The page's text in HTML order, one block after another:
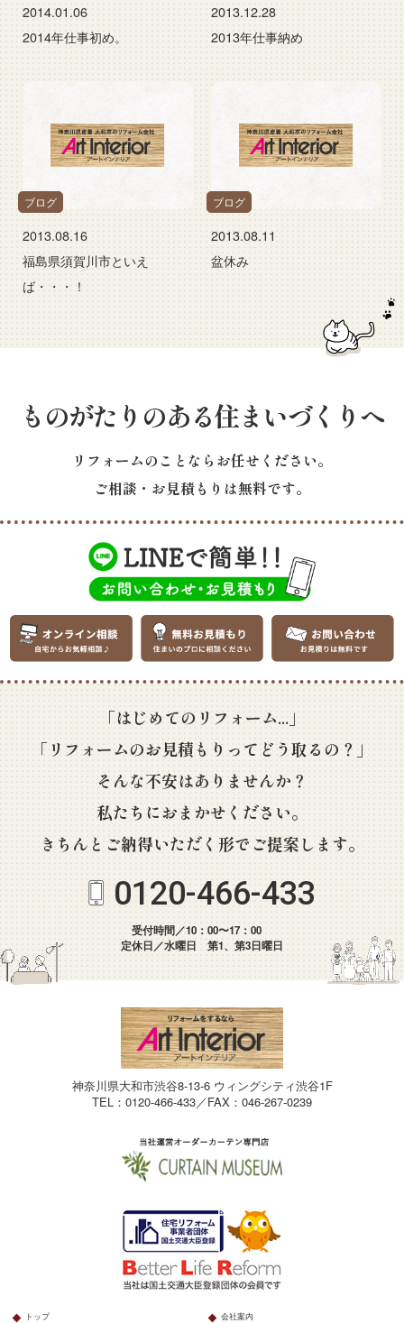
2014.01.06
2014年仕事初め。
2013.12.28
2013年仕事納め
ブログ
2013.08.16
福島県須賀川市といえ
ば・・・！
ブログ
2013.08.11
盆休み
ものがたりのある住まいづくりへ
リフォームのことならお任せください。
ご相談・お見積もりは無料です。
「はじめてのリフォーム...」
「リフォームのお見積もりってどう取るの？」
そんな不安はありませんか？
私たちにおまかせください。
きちんとご納得いただく形でご提案します。
0120-466-433
受付時間／10：00〜17：00
定休日／水曜日 第1、第3日曜日
神奈川県大和市渋谷8-13-6 ウィングシティ渋谷1F
TEL：0120-466-433／FAX：046-267-0239
トップ 会社案内